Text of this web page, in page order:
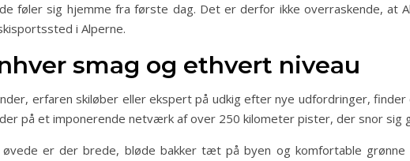
føler sig hjemme fra første dag. Det er derfor ikke overraskende, at
i Alperne.
smag og ethvert niveau
erfaren skiløber eller ekspert på udkig efter nye udfordringer,
på et imponerende netværk af over 250 kilometer pister, der snor
er der brede, bløde bakker tæt på byen og komfortable